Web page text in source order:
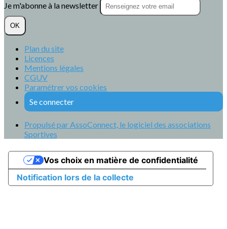
Je m'abonne à la newsletter
OK
Plan du site
Licences
Mentions légales
CGUV
Paramétrer vos cookies
Se connecter
Propulsé par AssoConnect, le logiciel des associations
Sportives
Notification lors de la collecte
Vos choix en matière de confidentialité